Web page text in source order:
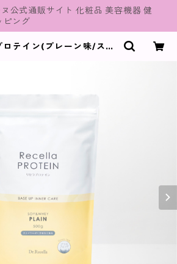
公式通販サイト 化粧品 美容機器 健
ピング
ロテイン(プレーン味/スプ